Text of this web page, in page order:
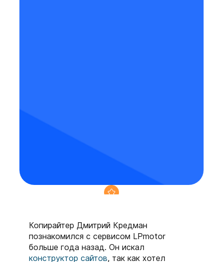
Аудит вашего сайта или
консультация по редактору
Копирайтер Дмитрий Кредман
познакомился с сервисом LPmotor
больше года назад. Он искал
конструктор сайтов, так как хотел